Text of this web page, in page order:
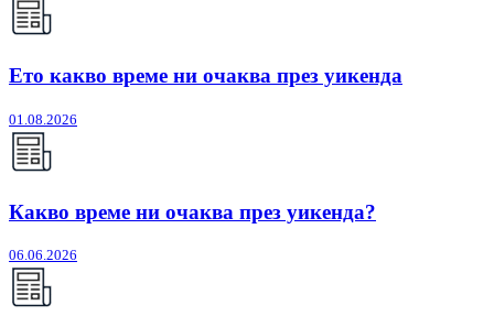
Ето какво време ни очаква през уикенда
01.08.2026
Какво време ни очаква през уикенда?
06.06.2026